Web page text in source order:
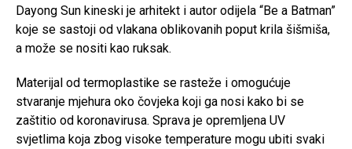
Dayong Sun kineski je arhitekt i autor odijela “Be a Batman”
koje se sastoji od vlakana oblikovanih poput krila šišmiša,
a može se nositi kao ruksak.
Materijal od termoplastike se rasteže i omogućuje
stvaranje mjehura oko čovjeka koji ga nosi kako bi se
zaštitio od koronavirusa. Sprava je opremljena UV
svjetlima koja zbog visoke temperature mogu ubiti svaki